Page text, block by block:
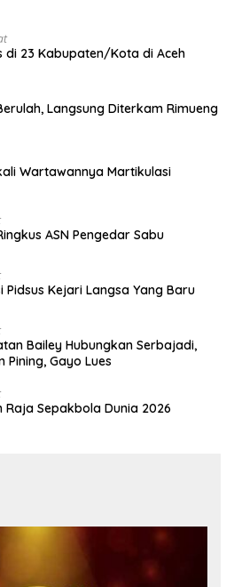
di 23 Kabupaten/Kota di Aceh
Langsung Diterkam Rimueng
Wartawannya Martikulasi
ASN Pengedar Sabu
Pidsus Kejari Langsa Yang Baru
Bailey Hubungkan Serbajadi,
Pining, Gayo Lues
Raja Sepakbola Dunia 2026